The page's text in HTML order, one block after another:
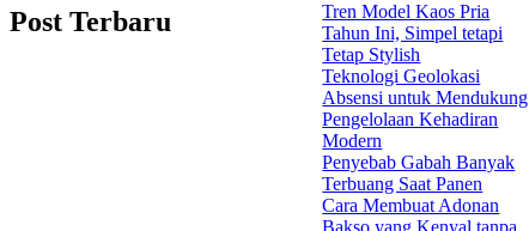
Post Terbaru
Tren Model Kaos Pria
Tahun Ini, Simpel tetapi
Tetap Stylish
Teknologi Geolokasi
Absensi untuk Mendukung
Pengelolaan Kehadiran
Modern
Penyebab Gabah Banyak
Terbuang Saat Panen
Cara Membuat Adonan
Bakso yang Kenyal tanpa